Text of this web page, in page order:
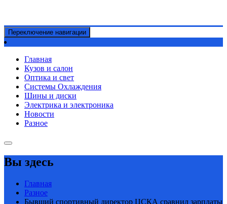
Переключение навигации
Главная
Кузов и салон
Оптика и свет
Системы Охлаждения
Шины и диски
Электрика и электроника
Новости
Разное
Вы здесь
Главная
Разное
Бывший спортивный директор ЦСКА сравнил зарплаты